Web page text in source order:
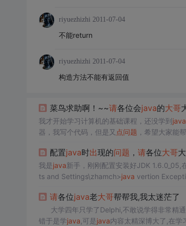
riyuezhizhi 2011-07-04
不能return
riyuezhizhi 2011-07-04
构造方法不能有返回值
菜鸟求助啊！~~请各位会java的大哥
我才开始学习计算机的基础课程，还没学到java
器，我写个代码，但是又 点问题 ，希望大家能
配置java时出现的问题 ， 请各位大哥
我是java新手，刚刚配置安装好JDK 1.6.0_05,
ts and Settings\zhamch>java vertion
请各位java老大哥帮帮我,我太迷茫了
大学四年只学了Delphi,不敢说学得非常精通
错于是学java ,可是java内容太精深博大了,在学